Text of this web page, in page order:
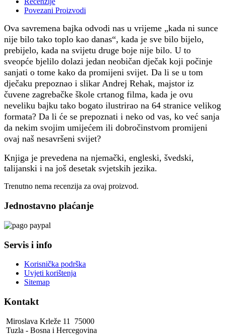
Povezani Proizvodi
Ova savremena bajka odvodi nas u vrijeme „kada ni sunce
nije bilo tako toplo kao danas“, kada je sve bilo bijelo,
prebijelo, kada na svijetu druge boje nije bilo. U to
sveopće bjelilo dolazi jedan neobičan dječak koji počinje
sanjati o tome kako da promijeni svijet. Da li se u tom
dječaku prepoznao i slikar Andrej Rehak, majstor iz
čuvene zagrebačke škole crtanog filma, kada je ovu
neveliku bajku tako bogato ilustrirao na 64 stranice velikog
formata? Da li će se prepoznati i neko od vas, ko već sanja
da nekim svojim umijećem ili dobročinstvom promijeni
ovaj naš nesavršeni svijet?
Knjiga je prevedena na njemački, engleski, švedski,
talijanski i na još desetak svjetskih jezika.
Trenutno nema recenzija za ovaj proizvod.
Jednostavno plaćanje
Servis i info
Korisnička podrška
Uvjeti korištenja
Sitemap
Kontakt
Miroslava Krleže 11 75000
Tuzla - Bosna i Hercegovina